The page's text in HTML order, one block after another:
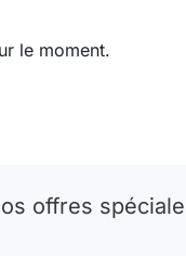
le moment.
offres